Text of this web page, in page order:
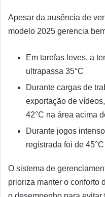
Apesar da ausência de
modelo 2025 gerencia
Em tarefas leves, a
ultrapassa 35°C
Durante cargas de
exportação de
42°C na área acima
Durante jogos
registrada foi de
O sistema de
prioriza manter o conforto